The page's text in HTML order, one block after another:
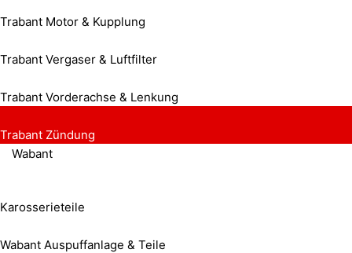
Trabant Motor & Kupplung
Trabant Vergaser & Luftfilter
Trabant Vorderachse & Lenkung
Trabant Zündung
Wabant
Karosserieteile
Wabant Auspuffanlage & Teile